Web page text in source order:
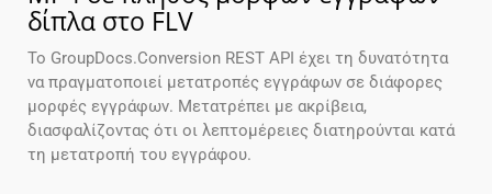
δίπλα στο FLV
Το GroupDocs.Conversion REST API έχει τη δυνατότητα
να πραγματοποιεί μετατροπές εγγράφων σε διάφορες
μορφές εγγράφων. Μετατρέπει με ακρίβεια,
διασφαλίζοντας ότι οι λεπτομέρειες διατηρούνται κατά
τη μετατροπή του εγγράφου.